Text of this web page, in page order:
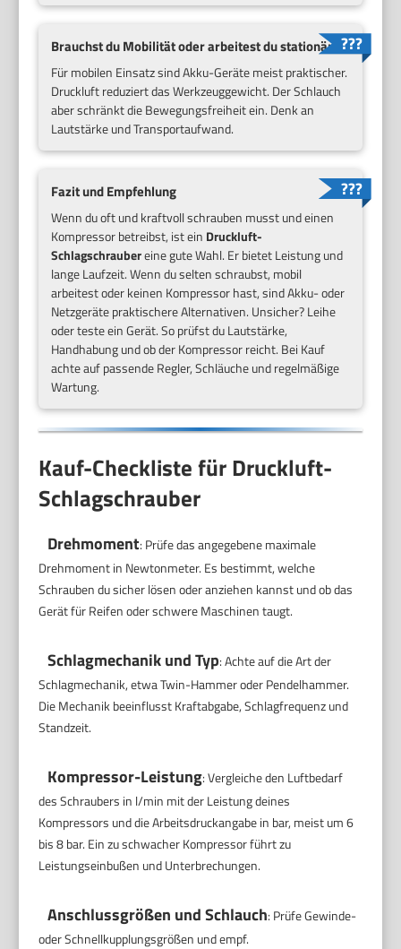
Brauchst du Mobilität oder arbeitest du stationär?
Für mobilen Einsatz sind Akku-Geräte meist praktischer.
Druckluft reduziert das Werkzeuggewicht. Der Schlauch
aber schränkt die Bewegungsfreiheit ein. Denk an
Lautstärke und Transportaufwand.
Fazit und Empfehlung
Wenn du oft und kraftvoll schrauben musst und einen
Kompressor betreibst, ist ein Druckluft-
Schlagschraubereine gute Wahl. Er bietet Leistung und
lange Laufzeit. Wenn du selten schraubst, mobil
arbeitest oder keinen Kompressor hast, sind Akku- oder
Netzgeräte praktischere Alternativen. Unsicher? Leihe
oder teste ein Gerät. So prüfst du Lautstärke,
Handhabung und ob der Kompressor reicht. Bei Kauf
achte auf passende Regler, Schläuche und regelmäßige
Wartung.
Kauf-Checkliste für Druckluft-
Schlagschrauber
Drehmoment: Prüfe das angegebene maximale
Drehmoment in Newtonmeter. Es bestimmt, welche
Schrauben du sicher lösen oder anziehen kannst und ob das
Gerät für Reifen oder schwere Maschinen taugt.
Schlagmechanik und Typ: Achte auf die Art der
Schlagmechanik, etwa Twin-Hammer oder Pendelhammer.
Die Mechanik beeinflusst Kraftabgabe, Schlagfrequenz und
Standzeit.
Kompressor-Leistung: Vergleiche den Luftbedarf
des Schraubers in l/min mit der Leistung deines
Kompressors und die Arbeitsdruckangabe in bar, meist um 6
bis 8 bar. Ein zu schwacher Kompressor führt zu
Leistungseinbußen und Unterbrechungen.
Anschlussgrößen und Schlauch: Prüfe Gewinde-
oder Schnellkupplungsgrößen und empf.